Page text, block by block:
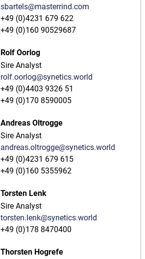
sbartels@masterrind.com
+49 (0)4231 679 622
+49 (0)160 90529687
Rolf Oorlog
Sire Analyst
rolf.oorlog@synetics.world
+49 (0)4403 9326 51
+49 (0)170 8590005
Andreas Oltrogge
Sire Analyst
andreas.oltrogge@synetics.world
+49 (0)4231 679 615
+49 (0)160 5355962
Torsten Lenk
Sire Analyst
torsten.lenk@synetics.world
+49 (0)178 8470400
Thorsten Hogrefe